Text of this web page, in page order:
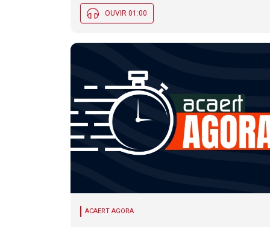
OUVIR 01:00
ACAERT AGORA